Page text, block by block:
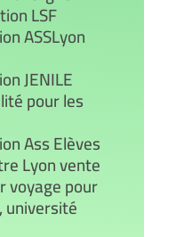
LSF
ASSLyon
JENILE
pour les
Ass Elèves
Lyon vente
voyage pour